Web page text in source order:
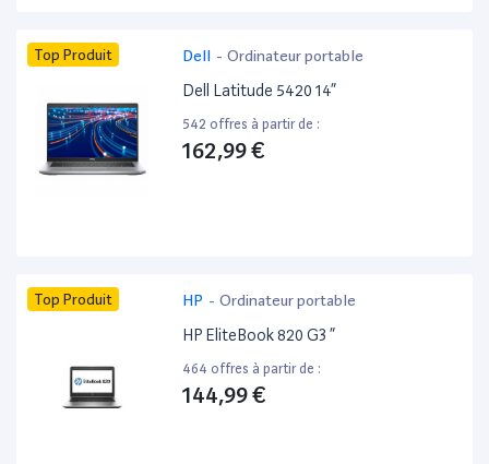
Top Produit Dell - Ordinateur portable
Dell Latitude 5420 14”
542 offres à partir de :
162,99 €
Top Produit HP - Ordinateur portable
HP EliteBook 820 G3 ”
464 offres à partir de :
144,99 €